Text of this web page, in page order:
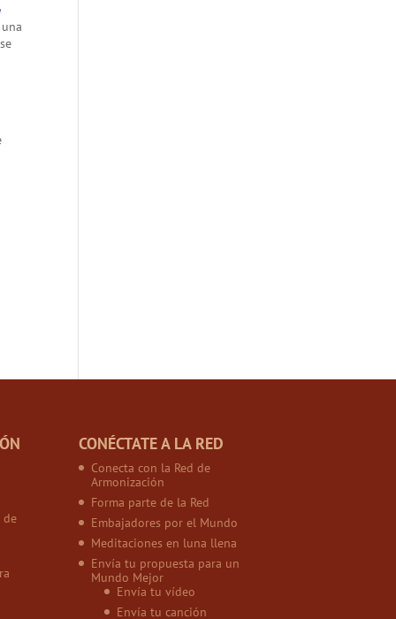
de
CONÉCTATE A LA RED
Conecta con la Red de
Armonización
Forma parte de la Red
Embajadores por el Mundo
Meditaciones en luna llena
Envía tu propuesta para un
Mundo Mejor
Envía tu vídeo
Envía tu canción